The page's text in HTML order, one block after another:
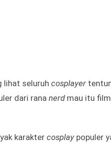
lihat seluruh cosplayer
dari rana nerd mau itu
karaktercosplay populer